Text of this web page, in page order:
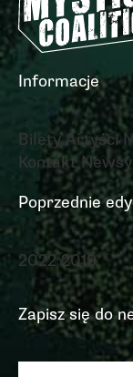
Informacje
Bilety Artyści
Kontakt Newsy
Poprzednie
2022 2019
Zapisz się do